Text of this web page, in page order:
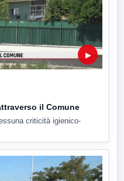
▶
il Comune
criticità igienico-